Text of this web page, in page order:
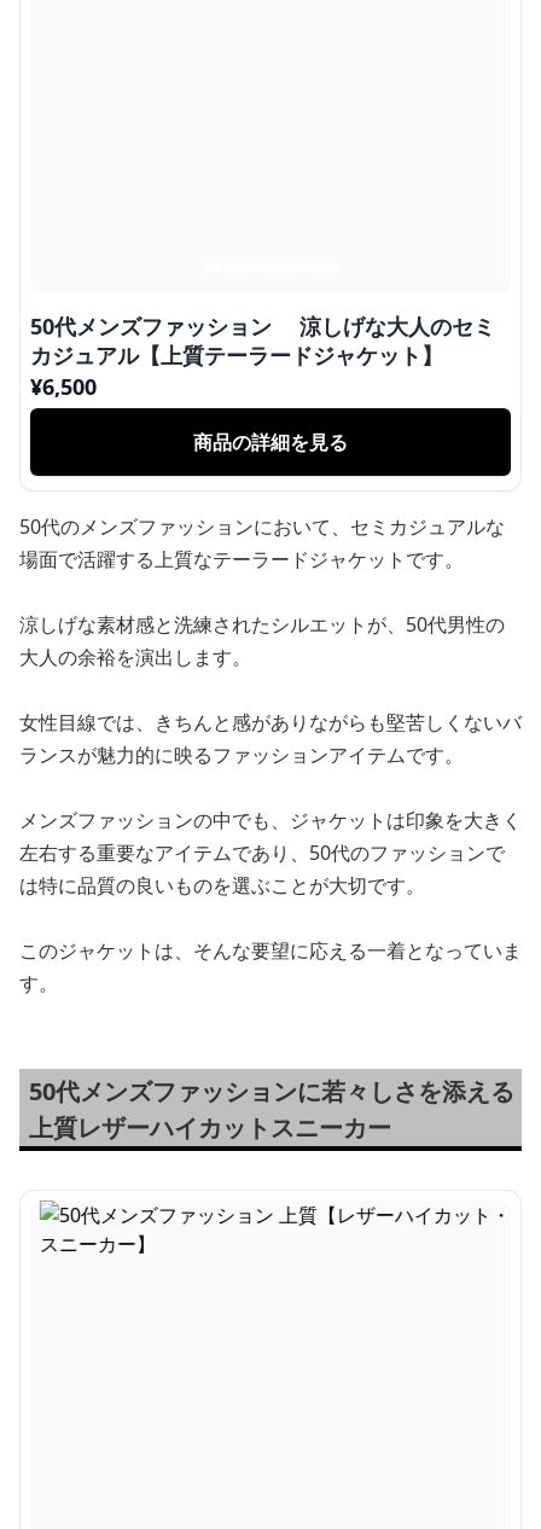
50代メンズファッション 涼しげな大人のセミ
カジュアル【上質テーラードジャケット】
¥6,500
商品の詳細を見る
50代のメンズファッションにおいて、セミカジュアルな
場面で活躍する上質なテーラードジャケットです。
涼しげな素材感と洗練されたシルエットが、50代男性の
大人の余裕を演出します。
女性目線では、きちんと感がありながらも堅苦しくないバ
ランスが魅力的に映るファッションアイテムです。
メンズファッションの中でも、ジャケットは印象を大きく
左右する重要なアイテムであり、50代のファッションで
は特に品質の良いものを選ぶことが大切です。
このジャケットは、そんな要望に応える一着となっていま
す。
50代メンズファッションに若々しさを添える
上質レザーハイカットスニーカー